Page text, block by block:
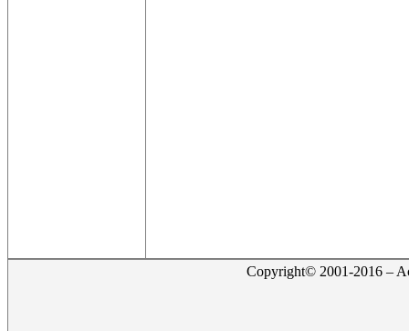
Copyright© 2001-2016 –